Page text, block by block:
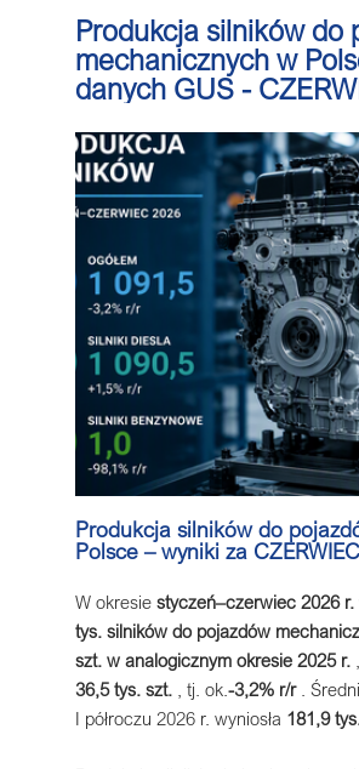
Produkcja silników do
mechanicznych w
danych GUS -
Produkcja silników do
Polsce – wyniki za CZERWIEC
W okresie styczeń–czerwiec 2026 r.
tys. silników do pojazdów
szt. w analogicznym okresie 2025 r.
36,5 tys. szt. , tj. ok. -3,2% r/r.
I półroczu 2026 r. wyniosła 181,9